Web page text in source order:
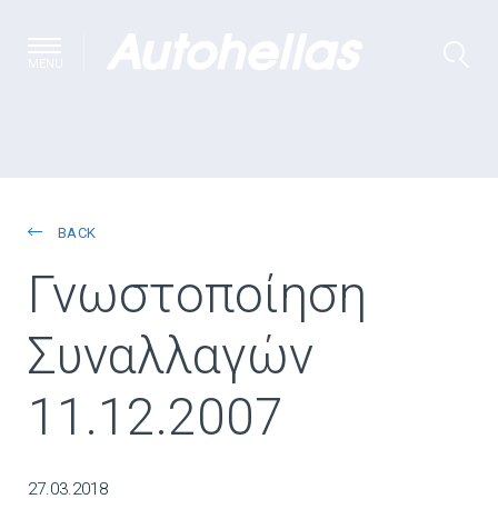
BACK
Γνωστοποίηση
Συναλλαγών
11.12.2007
27.03.2018